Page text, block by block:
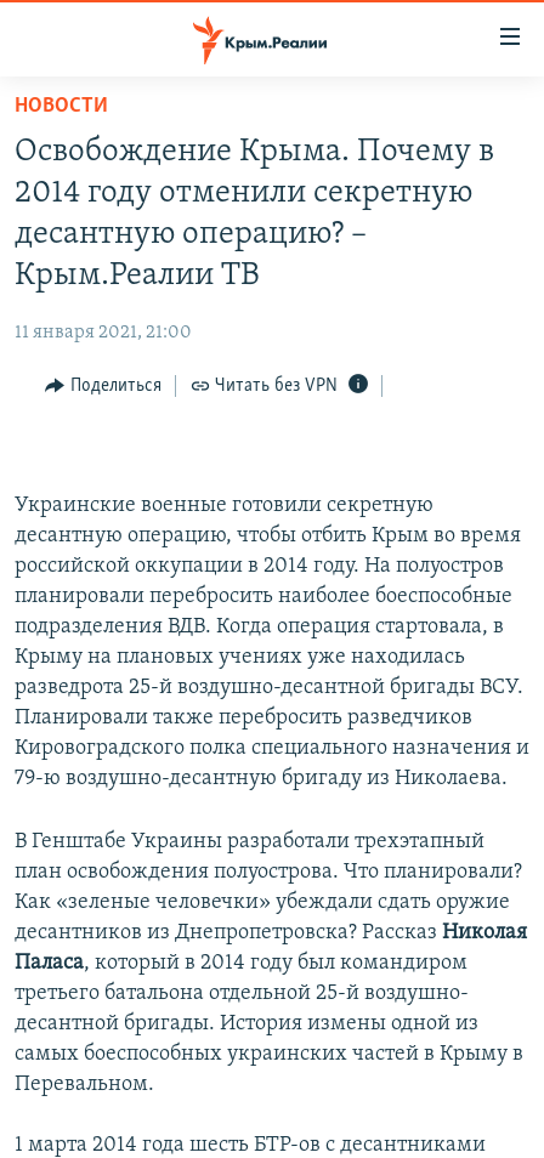
Вернуться
основному
содержанию
главной
Вернутся
поиску
НОВОСТИ
СПЕЦПРОЕКТЫ
КАРТА ВОЕННЫХ ОБЪЕКТОВ КРЫМА
ИСТОРИЯ
ИНТЕРАКТИВ
ИНФОГРАФИКА
ПРОПАВШИЕ БЕЗ ВЕСТИ
ПОБЕДИТЕЛЕЙ НЕ СУДЯТ?
КРЫМ.НЕПОКОРЕННЫЙ
ELIFBE
УКРАИНСКАЯ ПРОБЛЕМА КРЫМА
РАДІО СВОБОДА
КАК ОБОЙТИ БЛОКИРОВКУ
Qırımtatar
ПРИСОЕДИНЯЙТЕСЬ!
Все сайты RFE/RL
НОВОСТИ
Освобождение Крыма. Почему в
2014 году отменили секретную
десантную операцию? –
Крым.Реалии ТВ
11 января 2021, 21:00
Поделиться Читать без VPN
Украинские военные готовили секретную
десантную операцию, чтобы отбить Крым во время
российской оккупации в 2014 году. На полуостров
планировали перебросить наиболее боеспособные
подразделения ВДВ. Когда операция стартовала, в
Крыму на плановых учениях уже находилась
разведрота 25-й воздушно-десантной бригады ВСУ.
Планировали также перебросить разведчиков
Кировоградского полка специального назначения и
79-ю воздушно-десантную бригаду из Николаева.
В Генштабе Украины разработали трехэтапный
план освобождения полуострова. Что планировали?
Как «зеленые человечки» убеждали сдать оружие
десантников из Днепропетровска? Рассказ Николая
Паласа, который в 2014 году был командиром
третьего батальона отдельной 25-й воздушно-
десантной бригады. История измены одной из
самых боеспособных украинских частей в Крыму в
Перевальном.
1 марта 2014 года шесть БТР-ов с десантниками